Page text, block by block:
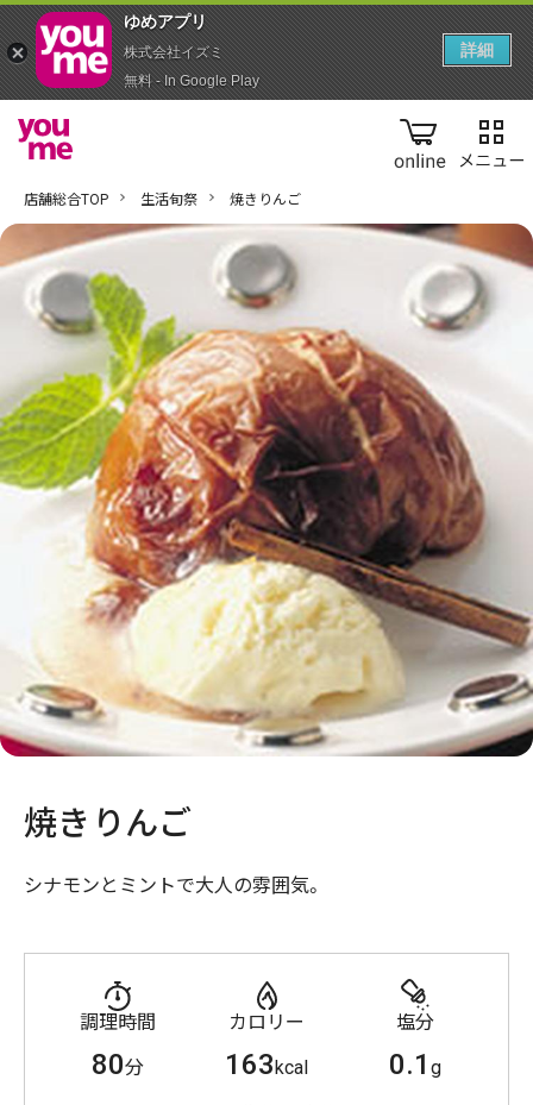
online
店舗総合TOP 生活旬祭 焼きりんご
焼きりんご
シナモンとミントで大人の雰囲気。
調理時間
80分
カロリー
163kcal
塩分
0.1g
ゆめアプ‪リ‬
株式会社イズミ
無料 - In Google Play
詳細